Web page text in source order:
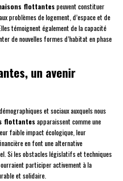
flottantes peuvent constituer
problèmes de logement, d’espace et de
témoignent également de la capacité
de nouvelles formes d’habitat en phase
un avenir
et sociaux auxquels nous
flottantes apparaissent comme une
faible impact écologique, leur
en font une alternative
Si les obstacles législatifs et techniques
participer activement à la
et solidaire.